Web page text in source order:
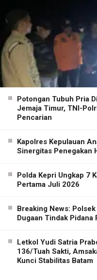
Potongan Tubuh Pria
Jemaja Timur, TNI-
Pencarian
Kapolres Kepulauan
Sinergitas Penegakan
Polda Kepri Ungkap 7
Pertama Juli 2026
Breaking News:
Dugaan Tindak Pidana
Letkol Yudi Satria
136/Tuah Sakti,
Kunci Stabilitas Batam